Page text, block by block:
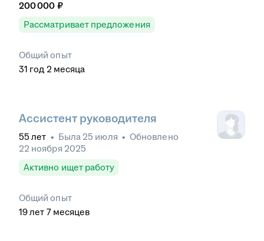
200 000 ₽
Рассматривает предложения
Общий опыт
31 год 2 месяца
Ассистент руководителя
55 лет • Была 25 июля • Обновлено
22 ноября 2025
Активно ищет работу
Общий опыт
19лет 7 месяцев